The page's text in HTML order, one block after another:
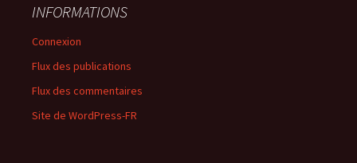
INFORMATIONS
Connexion
Flux des publications
Flux des commentaires
Site de WordPress-FR